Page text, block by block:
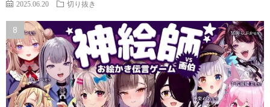
2025.06.20 切り抜き